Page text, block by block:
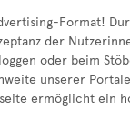
Format!
der
oder beim
unserer
ermöglicht ein